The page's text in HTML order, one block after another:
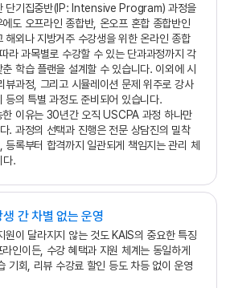
단기집중반(IP: Intensive Program) 과정을
도 오프라인 종합반, 온오프 혼합 종합반인
해외나 지방거주 수강생을 위한 온라인 종합
라 과목별로 수강할 수 있는 단과과정까지 각
학습 플랜을 설계할 수 있습니다. 이외에 시
뷰과정, 그리고 시뮬레이션 문제 위주로 강사
등의 특별 과정도 준비되어 있습니다.
한 이유는 30년간 오직 USCPA 과정 하나만
. 과정의 선택과 진행은 전문 상담진의 밀착
등록부터 합격까지 일관되게 책임지는 관리 체
다.
생 간 차별 없는 운영
원이 달라지지 않는 것도 KAIS의 중요한 특징
인이든, 수강 혜택과 지원 체계는 동일하게
기회, 리뷰 수강료 할인 등도 차등 없이 운영